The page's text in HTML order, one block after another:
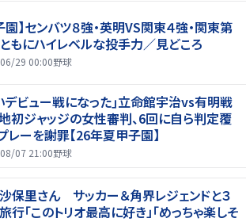
園】センバツ８強・英明VS関東４強・関東第
にハイレベルな投手力／見どころ
29 00:00野球
デビュー戦になった｣立命館宇治vs有明戦
初ジャッジの女性審判、6回に自ら判定覆
レーを謝罪【26年夏甲子園】
07 21:00野球
保里さん サッカー＆角界レジェンドと３
行「このトリオ最高に好き」「めっちゃ楽しそ